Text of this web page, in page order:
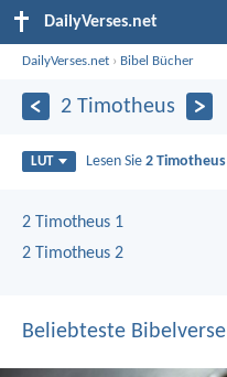
DailyVerses.net
DailyVerses.net › Bibel Bücher
2 Timotheus
LUT Lesen Sie2 Timotheus
2 Timotheus 1
2 Timotheus 2
Beliebteste Bibelverse